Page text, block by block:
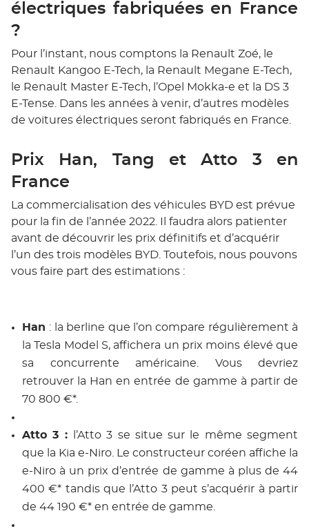
électriques fabriquées en France
?
Pour l’instant, nous comptons la Renault Zoé, le
Renault Kangoo E-Tech, la Renault Megane E-Tech,
le Renault Master E-Tech, l’Opel Mokka-e et la DS 3
E-Tense. Dans les années à venir, d’autres modèles
de voitures électriques seront fabriqués en France.
Prix Han, Tang et Atto 3 en
France
La commercialisation des véhicules BYD est prévue
pour la fin de l’année 2022. Il faudra alors patienter
avant de découvrir les prix définitifs et d’acquérir
l’un des trois modèles BYD. Toutefois, nous pouvons
vous faire part des estimations :
Han : la berline que l’on compare régulièrement à
la Tesla Model S, affichera un prix moins élevé que
sa concurrente américaine. Vous devriez
retrouver la Han en entrée de gamme à partir de
70 800 €*.
Atto 3 :
l’Atto 3 se situe sur le même segment
que la Kia e-Niro. Le constructeur coréen affiche la
e-Niro à un prix d’entrée de gamme à plus de 44
400 €* tandis que l’Atto 3 peut s’acquérir à partir
de 44 190 €* en entrée de gamme.